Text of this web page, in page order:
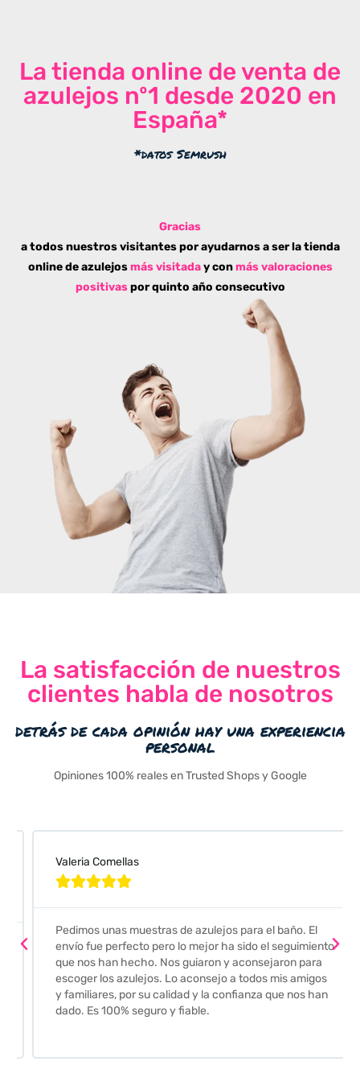
La tienda online de venta de
azulejos nº1 desde 2020 en
España*
*datos Semrush
Gracias
a todos nuestros visitantes por ayudarnos a ser la tienda
online de azulejos más visitaday conmás valoraciones
positivaspor quinto año consecutivo
La satisfacción de nuestros
clientes habla de nosotros
detrás de cada opinión hay una experiencia
personal
Opiniones 100% reales en Trusted Shops y Google
Valeria Comellas

Pedimos unas muestras de azulejos para el baño. El
envío fue perfecto pero lo mejor ha sido el seguimiento
que nos han hecho. Nos guiaron y aconsejaron para
escoger los azulejos. Lo aconsejo a todos mis amigos
y familiares, por su calidad y la confianza que nos han
dado. Es 100% seguro y fiable.